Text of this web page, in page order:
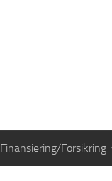
Finansiering/Forsikring